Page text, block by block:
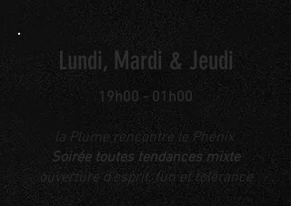
Lundi, Mardi & Jeudi
19h00 - 01h00
la Plume rencontre le Phénix
Soirée toutes tendances mixte
ouverture d'esprit, fun et tolérance